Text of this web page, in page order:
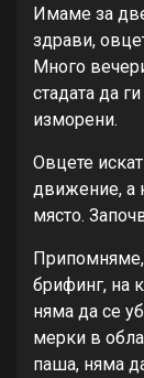
Имаме за
здрави,
Много
стадата да
изморени.
Овцете
движение, а
място.
Припомняме,
брифинг, на
няма да се
мерки в
паша, няма